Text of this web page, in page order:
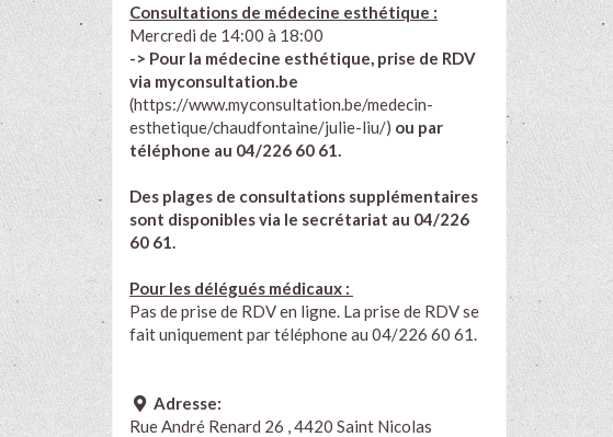
Consultations de médecine esthétique :
Mercredi de 14:00 à 18:00
-> Pour la médecine esthétique, prise de RDV
via myconsultation.be
(https://www.myconsultation.be/medecin-
esthetique/chaudfontaine/julie-liu/) ou par
téléphone au 04/226 60 61.
Des plages de consultations supplémentaires
sont disponibles via le secrétariat au 04/226
60 61.
Pour les délégués médicaux :
Pas de prise de RDV en ligne. La prise de RDV se
fait uniquement par téléphone au 04/226 60 61.
Adresse:
Rue André Renard 26 , 4420 Saint Nicolas